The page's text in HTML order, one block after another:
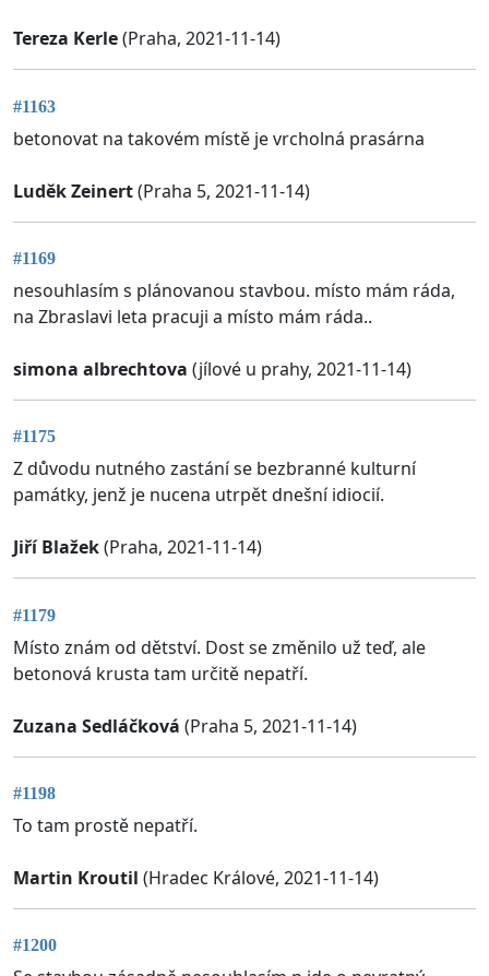
Tereza Kerle(Praha, 2021-11-14)
#1163
betonovat na takovém místě je vrcholná prasárna
Luděk Zeinert(Praha 5, 2021-11-14)
#1169
nesouhlasím s plánovanou stavbou. místo mám ráda,
na Zbraslavi leta pracuji a místo mám ráda..
simona albrechtova (jílové u prahy, 2021-11-14)
#1175
Z důvodu nutného zastání se bezbranné kulturní
památky, jenž je nucena utrpět dnešní idiocií.
Jiří Blažek(Praha, 2021-11-14)
#1179
Místo znám od dětství. Dost se změnilo už teď, ale
betonová krusta tam určitě nepatří.
Zuzana Sedláčková (Praha 5, 2021-11-14)
#1198
To tam prostě nepatří.
Martin Kroutil (Hradec Králové, 2021-11-14)
#1200